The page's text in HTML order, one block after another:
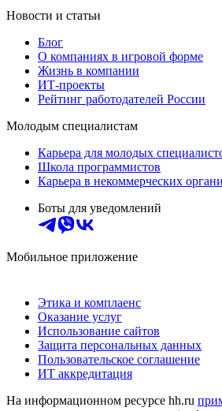
Новости и статьи
Блог
О компаниях в игровой форме
Жизнь в компании
ИТ-проекты
Рейтинг работодателей России
Молодым специалистам
Карьера для молодых
Школа программистов
Карьера в некоммерческих
Боты для уведомлений
Мобильное приложение
Этика и комплаенс
Оказание услуг
Использование сайтов
Защита персональных данных
Пользовательское соглашение
ИТ аккредитация
На информационном ресурсе hh.ru